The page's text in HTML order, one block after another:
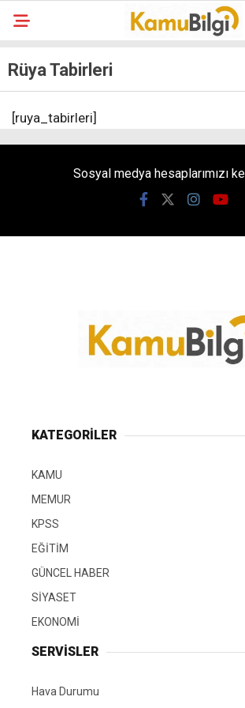
Rüya Tabirleri
[ruya_tabirleri]
Sosyal medya hesaplarımızı
KATEGORİLER
KAMU
MEMUR
KPSS
EĞİTİM
GÜNCEL HABER
SİYASET
EKONOMİ
SERVİSLER
Hava Durumu